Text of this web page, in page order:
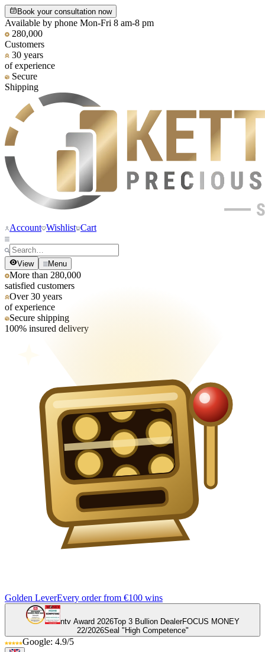
Book your consultation now
Available by phone Mon-Fri 8 am-8 pm
280,000
Customers
30 years
of experience
Secure
Shipping
Account Wishlist Cart
View Menu
More than 280,000
satisfied customers
Over 30 years
of experience
Secure shipping
100% insured delivery
Golden LeverEvery order from €100 wins
ntv Award 2026Top 3 Bullion DealerFOCUS MONEY
22/2026Seal "High Competence"
Google: 4.9/5